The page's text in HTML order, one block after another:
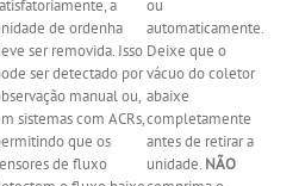
a
de ordenha
ser removida. Isso
ser detectado por
manual ou,
sistemas com ACRs,
que os
de fluxo
ou
automaticamente.
Deixe que o
vácuo do coletor
abaixe
completamente
antes de retirar a
unidade. NÃO